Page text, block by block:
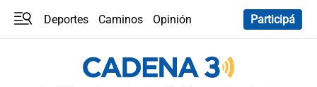
Deportes Caminos
Opinión
Participá